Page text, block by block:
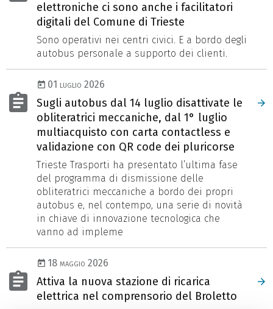
elettroniche ci sono anche i facilitatori
digitali del Comune di Trieste
Sono operativi nei centri civici. E a bordo degli
autobus personale a supporto dei clienti.
01 luglio 2026
Sugli autobus dal 14 luglio disattivate le
obliteratrici meccaniche, dal 1° luglio
multiacquisto con carta contactless e
validazione con QR code dei pluricorse
Trieste Trasporti ha presentato l’ultima fase
del programma di dismissione delle
obliteratrici meccaniche a bordo dei propri
autobus e, nel contempo, una serie di novità
in chiave di innovazione tecnologica che
vanno ad impleme
18 maggio 2026
Attiva la nuova stazione di ricarica
elettrica nel comprensorio del Broletto